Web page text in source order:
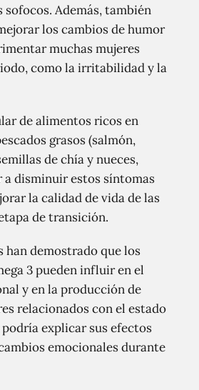
sofocos. Además, también
los cambios de humor
muchas mujeres
como la irritabilidad y la
de alimentos ricos en
grasos (salmón,
de chía y nueces,
disminuir estos síntomas
la calidad de vida de las
de transición.
han demostrado que los
3 pueden influir en el
y en la producción de
relacionados con el estado
explicar sus efectos
emocionales durante